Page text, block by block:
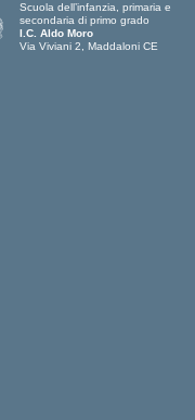
Scuola dell’infanzia, primaria e
secondaria di primo grado
I.C. Aldo Moro
Via Viviani 2, Maddaloni CE